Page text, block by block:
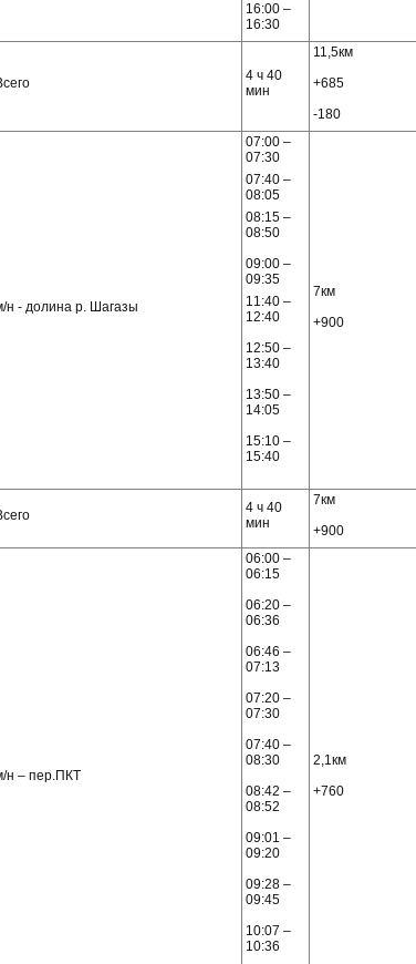
16:00 –
16:30
4 ч 40
мин
11,5км
+685
-180
н - долина р. Шагазы
07:00 –
07:30
07:40 –
08:05
08:15 –
08:50
09:00 –
09:35
11:40 –
12:40
12:50 –
13:40
13:50 –
14:05
15:10 –
15:40
7км
+900
4 ч 40
мин
7км
+900
н – пер.ПКТ
06:00 –
06:15
06:20 –
06:36
06:46 –
07:13
07:20 –
07:30
07:40 –
08:30
08:42 –
08:52
09:01 –
09:20
09:28 –
09:45
10:07 –
10:36
2,1км
+760